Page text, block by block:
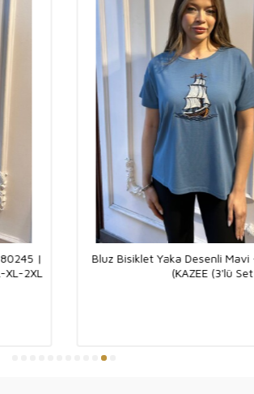
Bluz Bisiklet Yaka Desenli
KAZEE (3'lü Set
|
2XL)